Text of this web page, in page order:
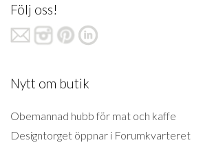
Följ oss!
Nytt om butik
Obemannad hubb för mat och kaffe
Designtorget öppnar i Forumkvarteret